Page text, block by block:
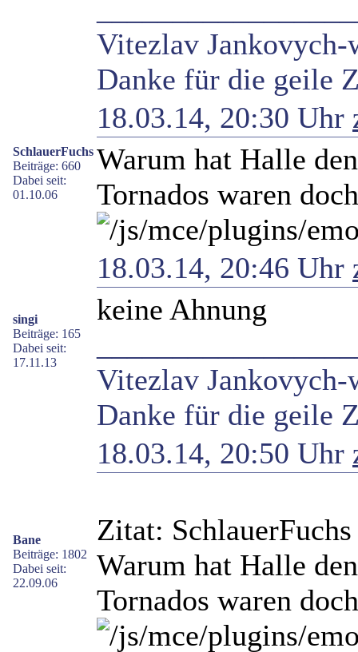
Vitezlav Jankovych-
Danke für die geile
SchlauerFuchs
Beiträge: 660
Dabei seit:
01.10.06
18.03.14, 20:30 Uhr
Warum hat Halle
Tornados waren
singi
Beiträge: 165
Dabei seit:
17.11.13
18.03.14, 20:46 Uhr
keine Ahnung
Vitezlav Jankovych-
Danke für die geile
Bane
Beiträge: 1802
Dabei seit:
22.09.06
18.03.14, 20:50 Uhr
Zitat: SchlauerFuchs
Warum hat Halle
Tornados waren